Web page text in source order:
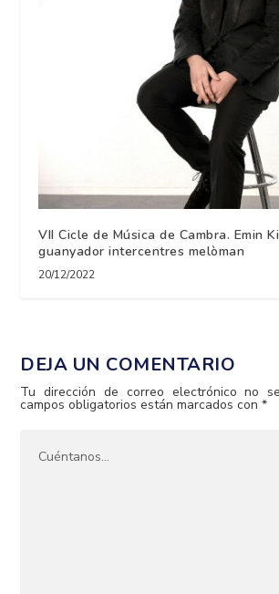
VII Cicle de Música de Cambra. Emin
guanyador intercentres melòman
20/12/2022
DEJA UN COMENTARIO
Tu dirección de correo electrónico no
campos obligatorios están marcados con*